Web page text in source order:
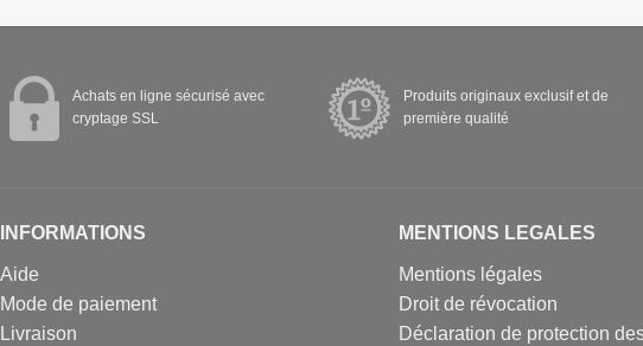
Achats en ligne sécurisé avec
cryptage SSL
Produits originaux exclusif et de
première qualité
INFORMATIONS
Aide
Mode de paiement
Livraison
MENTIONS LEGALES
Mentions légales
Droit de révocation
Déclaration de protection